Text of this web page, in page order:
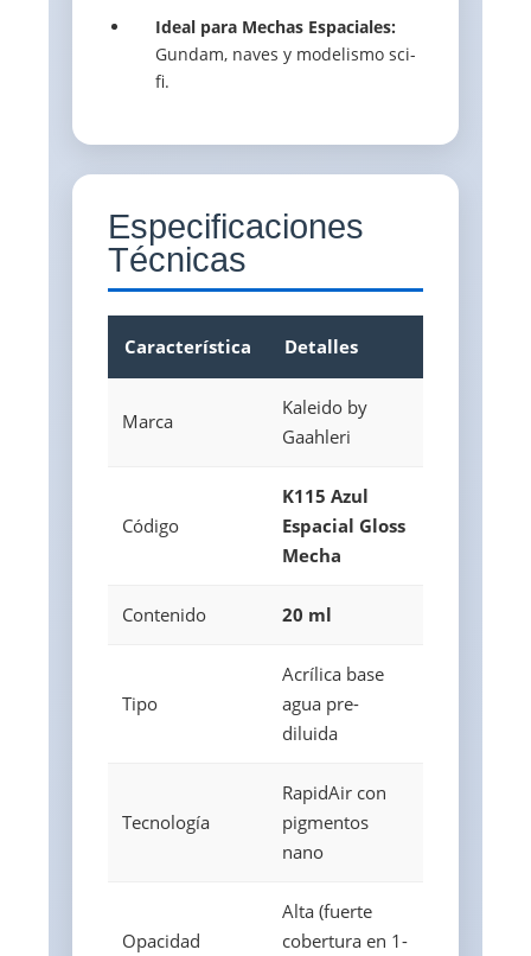
Ideal para Mechas Espaciales:
Gundam, naves y modelismo sci-
fi.
Especificaciones
Técnicas
Característica Detalles
Marca
Kaleido by
Gaahleri
Código
K115 Azul
Espacial Gloss
Mecha
Contenido 20 ml
Tipo
Acrílica base
agua pre-
diluida
Tecnología
RapidAir con
pigmentos
nano
Opacidad
Alta (fuerte
cobertura en 1-